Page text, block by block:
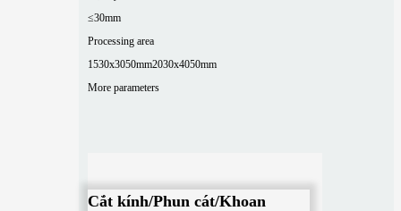
≤30mm
Processing area
1530x3050mm2030x4050mm
More parameters
Cắt kính/Phun cát/Khoan